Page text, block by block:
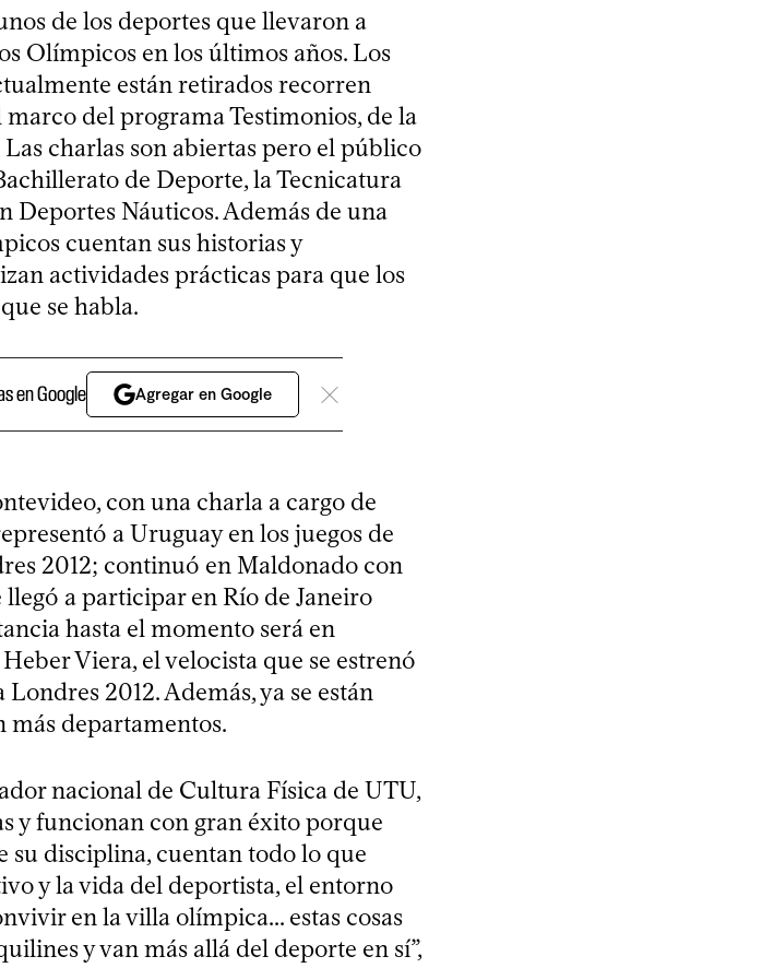
de los deportes que llevaron a
Olímpicos en los últimos años. Los
están retirados recorren
del programa Testimonios, de la
charlas son abiertas pero el público
de Deporte, la Tecnicatura
Deportes Náuticos. Además de una
cuentan sus historias y
actividades prácticas para que los
se habla.
en Google Agregar en Google
con una charla a cargo de
a Uruguay en los juegos de
2012; continuó en Maldonado con
a participar en Río de Janeiro
hasta el momento será en
Viera, el velocista que se estrenó
2012. Además, ya se están
departamentos.
nacional de Cultura Física de UTU,
y funcionan con gran éxito porque
su disciplina, cuentan todo lo que
y la vida del deportista, el entorno
en la villa olímpica... estas cosas
y van más allá del deporte en sí”,